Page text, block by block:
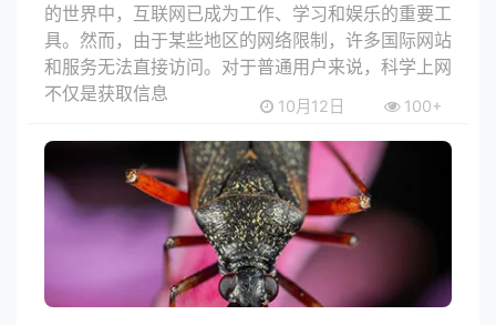
的世界中，互联网已成为工作、学习和娱乐的重要工
具。然而，由于某些地区的网络限制，许多国际网站
和服务无法直接访问。对于普通用户来说，科学上网
不仅是获取信息
10月12日 100+